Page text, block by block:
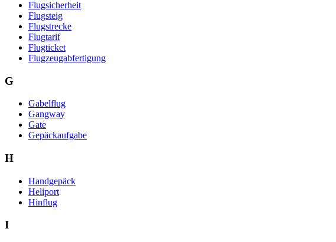
Flugsicherheit
Flugsteig
Flugstrecke
Flugtarif
Flugticket
Flugzeugabfertigung
G
Gabelflug
Gangway
Gate
Gepäckaufgabe
H
Handgepäck
Heliport
Hinflug
I